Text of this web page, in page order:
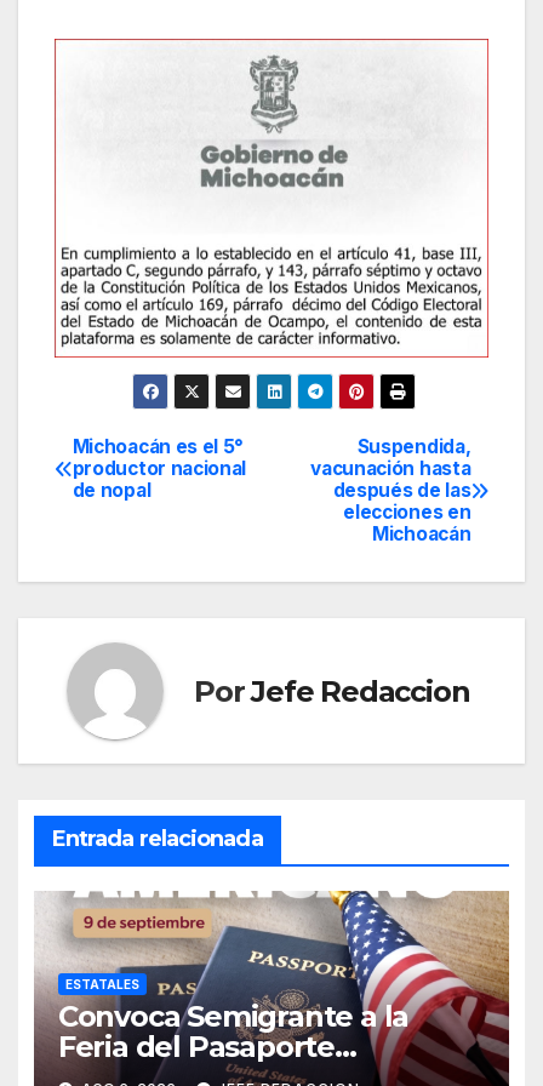
Navegación
de
Suspendida,
vacunación hasta
después de las
elecciones en
Michoacán
Michoacán es el 5°
productor nacional
de nopal
PorJefe Redaccion
Entrada relacionada
ESTATALES
Convoca Semigrante a la
Feria del Pasaporte
Estadounidense 2026